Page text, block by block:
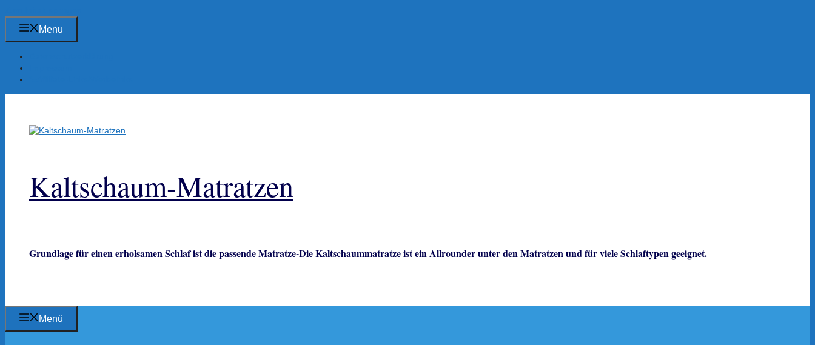
Menu
Kaltschaum-Matratzen
Grundlage für einen erholsamen Schlaf ist die passende Matratze-Die Kaltschaummatratze ist ein Allrounder unter den Matratzen und für viele Schlaftypen geeignet.
Menü